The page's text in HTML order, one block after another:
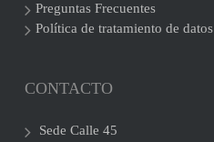
Preguntas Frecuentes
Política de tratamiento de datos
CONTACTO
Sede Calle 45